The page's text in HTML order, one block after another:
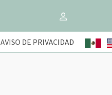
AVISO DE PRIVACIDAD